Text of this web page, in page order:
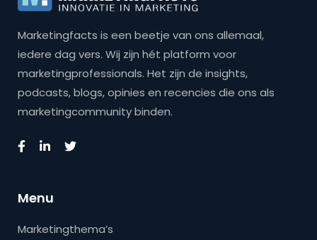
Marketingfacts is een beetje van ons allemaal,
iedere dag vers. Wij zijn hét platform voor
marketingprofessionals. Het zijn de insights,
podcasts, blogs, opinies en recencies die ons als
marketingcommunity binden.
Menu
Marketingthema’s